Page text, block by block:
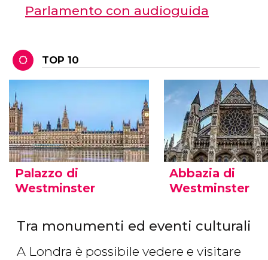
Parlamento con audioguida
TOP 10
Palazzo di
Westminster
Abbazia di
Westminster
Tra monumenti ed eventi culturali
A Londra è possibile vedere e visitare